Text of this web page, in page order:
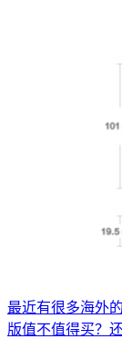
最近有很多海外
版值不值得买？